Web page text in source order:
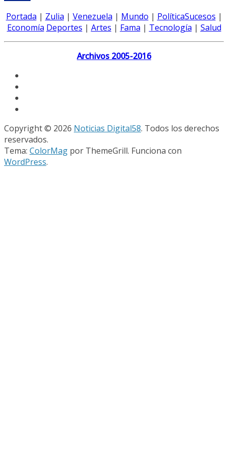
Portada | Zulia | Venezuela | Mundo | PolíticaSucesos |
Economía Deportes | Artes | Fama | Tecnología | Salud
Archivos 2005-2016
Copyright © 2026 Noticias Digital58. Todos los derechos
reservados.
Tema: ColorMag por ThemeGrill. Funciona con
WordPress.